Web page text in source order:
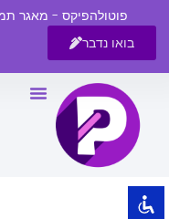
visibility_off השבת את ההבזקים
title סמן כותרות
צבע רקע
zoom_out
פוטולהפיקס - מאגר
בואו נדבר